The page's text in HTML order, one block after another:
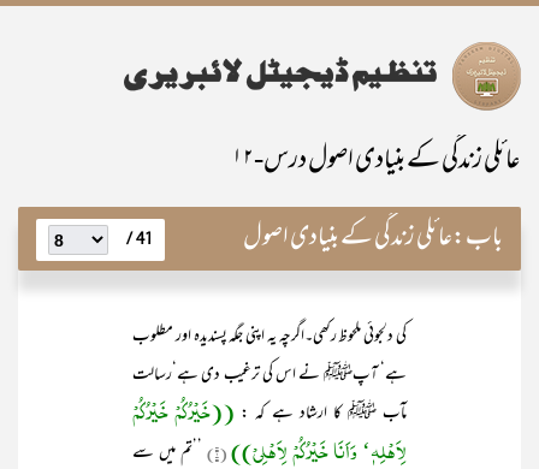
عائلی زندگی کے بنیادی اصول درس-۱۲
باب:عائلی زندگی کے بنیادی اصول 41 /
کی دلجوئی ملحوظ رکھی۔اگرچہ یہ اپنی جگہ پسندیدہ اور مطلوب
ہے‘ آپﷺ نے اس کی ترغیب دی ہے‘رسالت
مآب ﷺ کا ارشاد ہے کہ : ((خَیْرُکُمْ خَیْرُکُمْ
لِاَھْلِہٖ‘ وَاَنَا خَیْرُکُمْ لِاَھْلِیْ))(۱)
’’تم میں سے